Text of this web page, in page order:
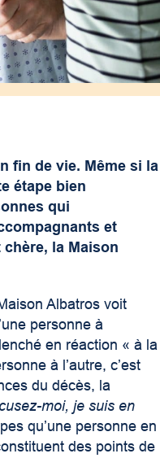
fin de vie. Même si la
étape bien
qui
et
la Maison
Albatros voit
personne à
en réaction « à la
à l’autre, c’est
du décès, la
moi, je suis en
qu’une personne en
des points de